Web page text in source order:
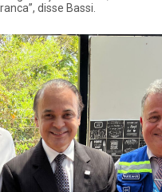
disse Bassi.